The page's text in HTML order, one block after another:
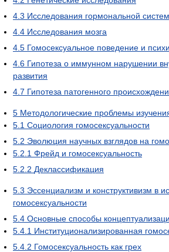
4.3 Исследования гормональной
4.4 Исследования мозга
4.5 Гомосексуальное поведение и
4.6 Гипотеза о иммунном нарушении
развития
4.7 Гипотеза патогенного
5 Методологические проблемы
5.1 Социология гомосексуальности
5.2 Эволюция научных взглядов на
5.2.1 Фрейд и гомосексуальность
5.2.2 Деклассификация
5.3 Эссенциализм и конструктивизм в
гомосексуальности
5.4 Основные способы
5.4.1 Институционализированная
5.4.2 Гомосексуальность как грех